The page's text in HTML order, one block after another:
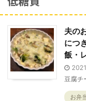
夫の
につ
飯・
豆腐チ
お弁